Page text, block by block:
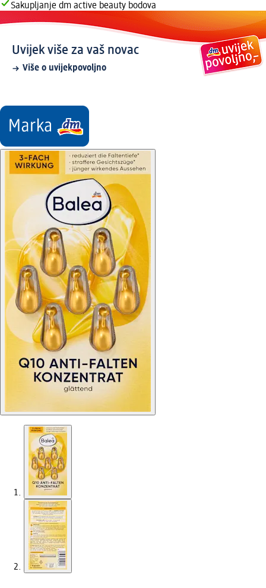
Sakupljanje dm active beauty bodova
Uvijek više za vaš novac
Više o uvijekpovoljno